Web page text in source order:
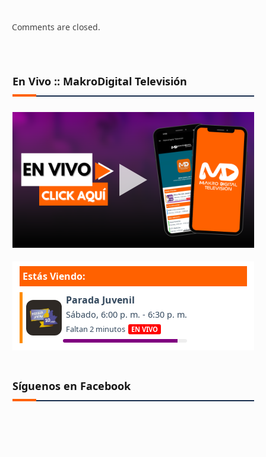
Comments are closed.
En Vivo :: MakroDigital Televisión
Síguenos en Facebook